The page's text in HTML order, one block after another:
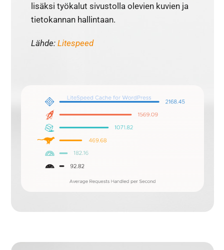
lisäksi työkalut sivustolla olevien kuvien ja
tietokannan hallintaan.
Lähde: Litespeed